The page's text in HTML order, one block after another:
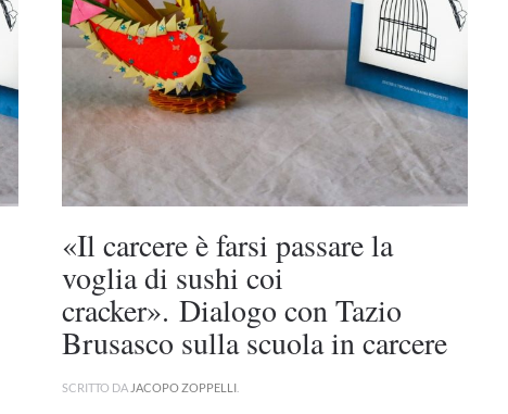
«Il carcere è farsi passare la
voglia di sushi coi
cracker». Dialogo con Tazio
Brusasco sulla scuola in carcere
SCRITTO DA JACOPO ZOPPELLI